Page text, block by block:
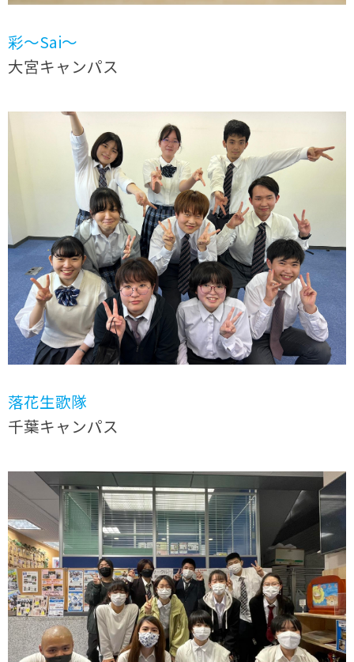
彩〜Sai〜
大宮キャンパス
落花生歌隊
千葉キャンパス